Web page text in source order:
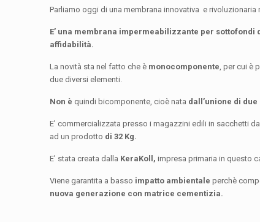
Parliamo oggi di una membrana innovativa e rivoluzionaria
E’ una membrana impermeabilizzante per
affidabilità.
La novità sta nel fatto che è monocomponente, per cui è
due diversi elementi.
Non è quindi bicomponente, cioè nata dall’unione di
E’ commercializzata presso i magazzini edili in sacchetti da
ad un prodotto di 32 Kg.
E’ stata creata dalla KeraKoll, impresa primaria in questo
Viene garantita a basso impatto ambientale perchè
nuova generazione con matrice cementizia.